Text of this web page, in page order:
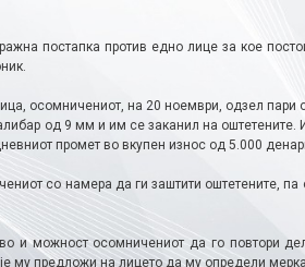
постапка против едно лице за кое
осомничениот, на 20 ноември, одзел пари
од 9 мм и им се заканил на оштетените.
промет во вкупен износ од 5.000
со намера да ги заштити оштетените,
и можност осомничениот да го повтори
му предложи на лицето да му определи мерка